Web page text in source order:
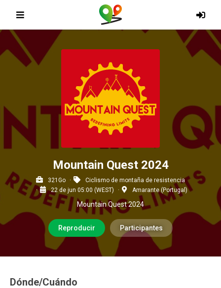
Mountain Quest 2024
321Go
Ciclismo de montaña de resistencia
22 de jun 05:00 (WEST)
Amarante (Portugal)
Mountain Quest 2024
Reproducir Participantes
Dónde/Cuándo